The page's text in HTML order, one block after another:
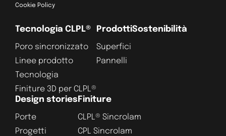
Cookie Policy
Tecnologia CLPL®
Poro sincronizzato
Linee prodotto
Tecnologia
Finiture 3D per CLPL®
Prodotti
Superfici
Pannelli
Sostenibilità
Design stories
Porte
Progetti
Finiture
CLPL® Sincrolam
CPL Sincrolam